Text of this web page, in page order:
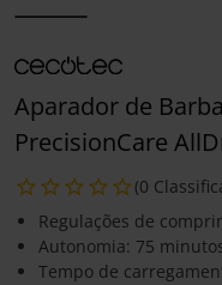
Aparador de
PrecisionCare
(0
Regulações de
Autonomia: 75
Tempo de